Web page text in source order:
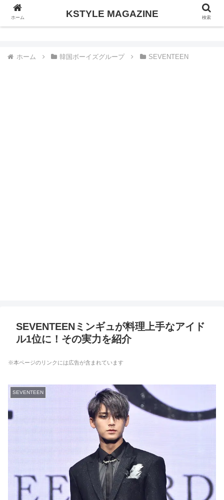
KSTYLE MAGAZINE
ホーム 韓国ボーイズグループ SEVENTEEN
SEVENTEENミンギュが料理上手なアイド
ル1位に！その実力を紹介
※本ページのリンクには広告が含まれています
SEVENTEEN
ホーム KSTYLE MAGAZINE 検索